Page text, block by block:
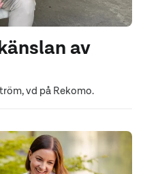
av
vd på Rekomo.